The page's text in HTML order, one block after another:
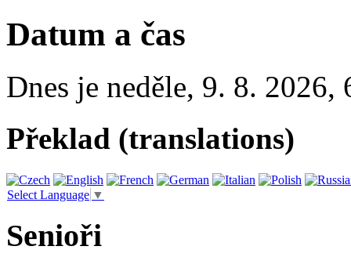
Datum a čas
Dnes je neděle, 9. 8. 2026,
Překlad (translations)
Select Language ▼
Senioři